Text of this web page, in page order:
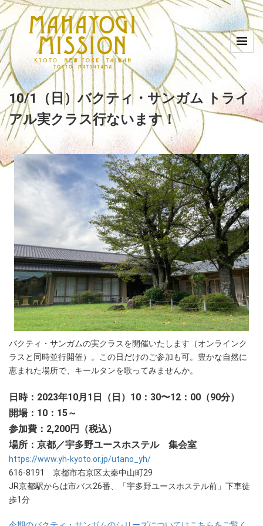
10/1（日）バクティ・サンガム トライ
アル実クラス行ないます！
バクティ・サンガムの実クラスを開催いたします（オンラインク
ラスと同時並行開催）。この日だけのご参加も可。豊かな自然に
恵まれた場所で、キールタンを歌ってみませんか。
日時：2023年10月1日（日）10：30〜12：00（90分）
開場：10：15～
参加費：2,200円（税込）
場所：京都／宇多野ユースホステル 集会室
https://www.yh-kyoto.or.jp/utano_yh/
616-8191 京都市右京区太秦中山町29
JR京都駅からは市バス26番、「宇多野ユースホステル前」下車徒
歩1分